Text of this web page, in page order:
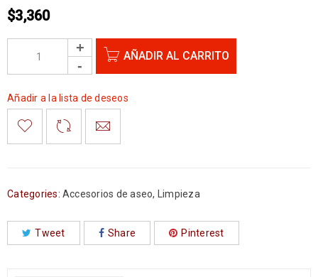
$3,360
AÑADIR AL CARRITO
Añadir a la lista de deseos
Categories: Accesorios de aseo, Limpieza
Tweet Share Pinterest